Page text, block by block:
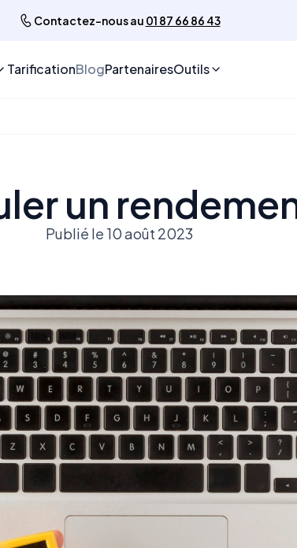
Contactez-nous au 01 87 66 86 43
TarificationBlogPartenairesOutils
un
Publié le 10 août 2023